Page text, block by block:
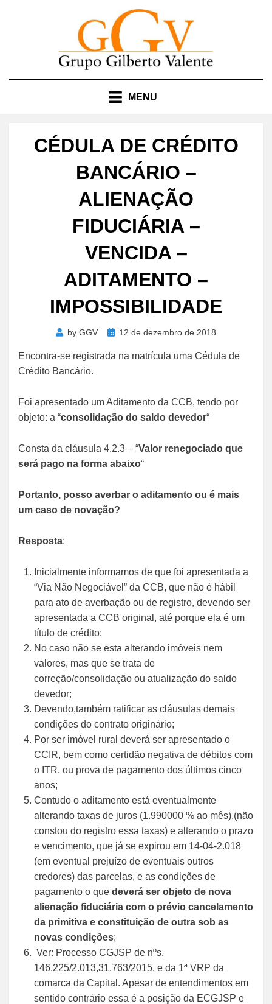
MENU
CÉDULA DE CRÉDITO
BANCÁRIO –
ALIENAÇÃO
FIDUCIÁRIA –
VENCIDA –
ADITAMENTO –
IMPOSSIBILIDADE
by GGV
Posted12 de dezembro de 2018
Encontra-se registrada na matrícula uma Cédula de
Crédito Bancário.
Foi apresentado um Aditamento da CCB, tendo por
objeto: a “consolidação do saldo devedor“
Consta da cláusula 4.2.3 – “Valor renegociado que
será pago na forma abaixo“
Portanto, posso averbar o aditamento ou é mais
um caso de novação?​
Resposta:
Inicialmente informamos de que foi apresentada a
“Via Não Negociável” da CCB, que não é hábil
para ato de averbação ou de registro, devendo ser
apresentada a CCB original, até porque ela é um
título de crédito;
No caso não se esta alterando imóveis nem
valores, mas que se trata de
correção/consolidação ou atualização do saldo
devedor;
Devendo,também ratificar as cláusulas demais
condições do contrato originário;
Por ser imóvel rural deverá ser apresentado o
CCIR, bem como certidão negativa de débitos com
o ITR, ou prova de pagamento dos últimos cinco
anos;
Contudo o aditamento está eventualmente
alterando taxas de juros (1.990000 % ao mês),(não
constou do registro essa taxas) e alterando o prazo
e vencimento, que já se expirou em 14-04-2.018
(em eventual prejuízo de eventuais outros
credores) das parcelas, e as condições de
pagamento o que deverá ser objeto de nova
alienação fiduciária com o prévio cancelamento
da primitiva e constituição de outra sob as
novas condições;
Ver: Processo CGJSP de nºs.
146.225/2.013,31.763/2015, e da 1ª VRP da
comarca da Capital. Apesar de entendimentos em
sentido contrário essa é a posição da ECGJSP e